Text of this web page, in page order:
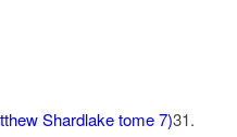
Shardlake tome 7)31.